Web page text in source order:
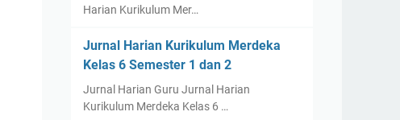
Harian Kurikulum Mer…
Jurnal Harian Kurikulum Merdeka
Kelas 6 Semester 1 dan 2
Jurnal Harian Guru Jurnal Harian
Kurikulum Merdeka Kelas 6 …